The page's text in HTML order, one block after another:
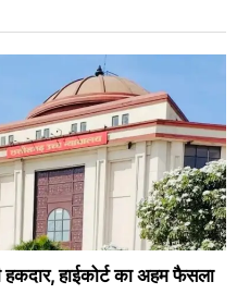
हाईकोर्ट का अहम फैसला